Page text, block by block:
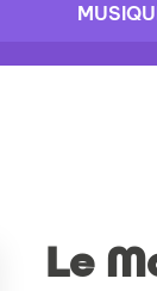
Le